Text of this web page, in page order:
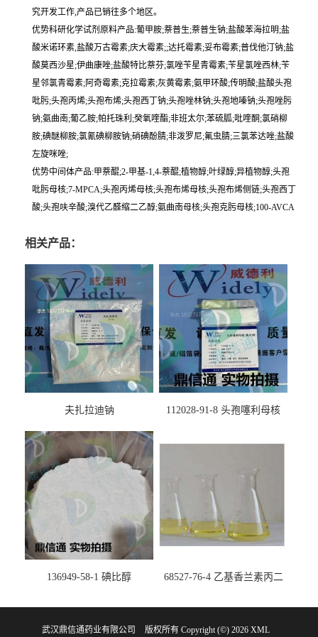
究开发工作,产品已销往多个地区。
优势科研化学试剂原料产品:葡甲胺;萘普生;萘普生钠;盐酸苯海拉明;盐
酸米诺环素,盐酸万古霉素;庆大霉素;;达托霉素;妥布霉素;普伐他汀钠;盐
酸莫西沙星;伊曲康唑;盐酸特比萘芬;氯唑苄星青霉素;苄星氯唑西林;苄
星邻氯青霉素;阿奇霉素;克拉霉素;灰黄霉素;氨甲环酸;传明酸;盐酸头孢
吡肟;头孢丙烯;头孢布烯;头孢西丁钠;头孢唑林钠;头孢地嗪钠;头孢唑肟
钠;氨曲南;葡乙胺;帕托珠利;癸氧喹酯;非班太尔;苯硫胍;吡喹酮;氯硝柳
胺;碘醚柳胺;氯氰碘柳胺钠;硝碘酚腈;非泼罗尼;氟虫腈;三氯苯达唑;盐酸
左旋咪唑;
优势中间体产品:甲萘醌;2-甲基-1,4-萘醌;植物醇;叶绿醇;异植物醇;头孢
吡肟母核;7-MPCA;头孢丙烯母核;头孢布烯母核;头孢布烯侧链;头孢西丁
酸;头孢呋辛酸;溴代乙醛缩二乙醇;氨曲南母核;头孢克肟母核;100-AVCA
相关产品：
夫扎拉迪钠
112028-91-8 头孢噻利母核
136949-58-1 碘比醇
68527-76-4 乙基香兰素丙二
剂 -香精香料 -鼎信通李杰
武汉鼎信通药业有限公司 版权所有 Copyright (©) 2026 XML